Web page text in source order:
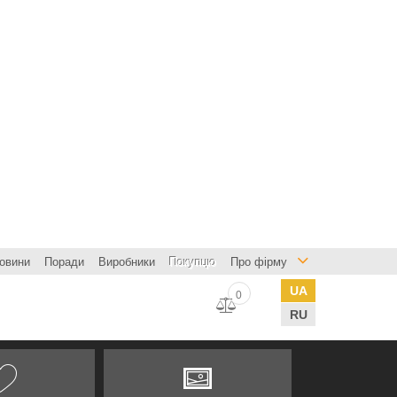
Поради Виробники Покупцю Про фірму
UA
RU
0